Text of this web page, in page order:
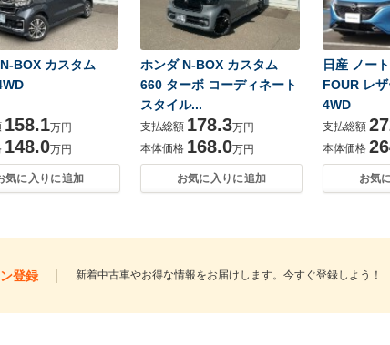
BOX カスタム
158.1万円
148.0万円
気に入りに追加
ホンダ N-BOX カスタム
660 ターボ コーディネート
スタイル...
支払総額 178.3万円
本体価格 168.0万円
お気に入りに追加
日産 ノー
FOUR レ
4WD
支払総額
本体価格
お気
登録 新着中古車やお得な情報をお届けします。今すぐ登録しよう！